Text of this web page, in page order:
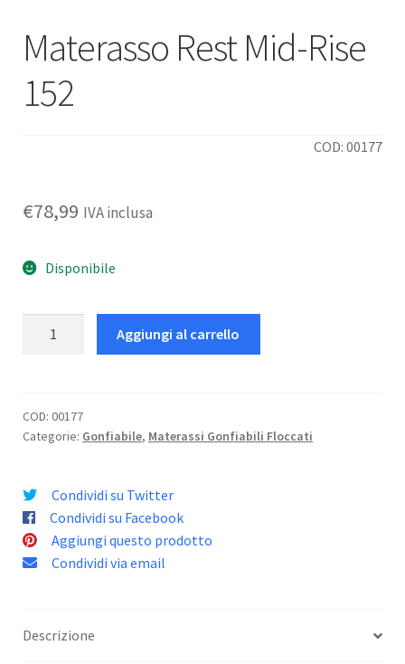
Materasso Rest Mid-Rise
152
COD: 00177
€78,99 IVA inclusa
Disponibile
152
quantità
Aggiungi al carrello
COD: 00177
Categorie: Gonfiabile, Materassi Gonfiabili Floccati
Condividi su Twitter
Condividi su Facebook
Aggiungi questo prodotto
Condividi via email
Descrizione